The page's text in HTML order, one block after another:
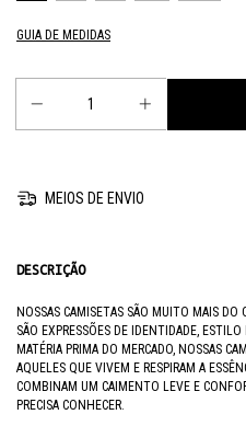
GUIA DE MEDIDAS
MEIOS DE ENVIO
DESCRIÇÃO
NOSSAS CAMISETAS SÃO MUITO MAIS DO
SÃO EXPRESSÕES DE IDENTIDADE,
MATÉRIA PRIMA DO MERCADO, NOSSAS
AQUELES QUE VIVEM E RESPIRAM A
COMBINAM UM CAIMENTO LEVE E
PRECISA CONHECER.